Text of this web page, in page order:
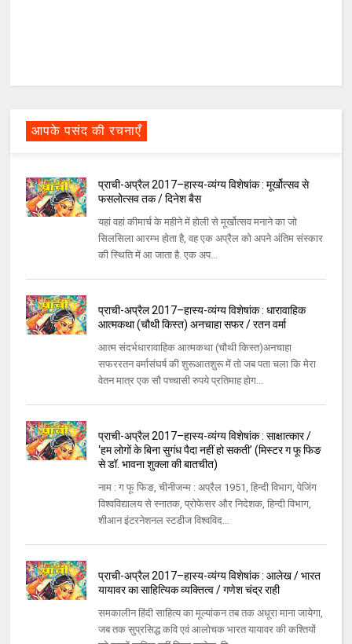
आपके पसंद की रचनाएँ
प्राची-अप्रैल 2017–हास्य-व्यंग्य विशेषांक : मूर्खोत्सव से
फसलोत्सव तक / दिनेश बैस
यहां वहां कीमार्च के महीने में होली से मूर्खोत्सव मनाने का जो
सिलसिला आरम्भ होता है, वह एक अप्रैल को अपने अंतिम संस्कार
की स्थिति में आ जाता है. एक अप...
प्राची-अप्रैल 2017–हास्य-व्यंग्य विशेषांक : धारावाहिक
आत्मकथा (चौथी किस्त) अनचाहा सफर / रतन वर्मा
आत्म संदर्भधारावाहिक आत्मकथा (चौथी किस्त)अनचाहा
सफररतन वर्मासंघर्ष की शुरूआतशुरू में तो जब पता चला कि मेरा
वेतन मात्र एक सौ पच्चासी रुपये प्रतिमाह होग...
प्राची-अप्रैल 2017–हास्य-व्यंग्य विशेषांक : साक्षात्कार /
‘हम लोगों के बिना सुगंध पैदा नहीं हो सकती’ (मिस्टर ग फू फिङ
से डॉ. भावना शुक्ला की बातचीत)
नाम : ग फू फिङ, चीनीजन्म : अप्रैल 1951, हिन्दी विभाग, पेजिंग
विश्वविद्यालय से स्नातक, प्रोफेसर और निदेशक, हिन्दी विभाग,
शीआन इंटरनेशनल स्टडीज विश्वविद...
प्राची-अप्रैल 2017–हास्य-व्यंग्य विशेषांक : आलेख / भारत
यायावर का साहित्यिक व्यक्तित्व / गणेश चंद्र राही
समकालीन हिंदी साहित्य का मूल्यांकन तब तक अधूरा माना जायेगा,
जब तक सुप्रसिद्ध कवि एवं आलोचक भारत यायावर की कश्तियों